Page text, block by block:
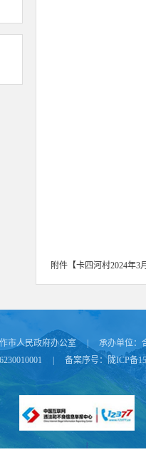
附件【卡四河村2024年3
市人民政府办公室 承办单位：
备案序号：陇ICP备